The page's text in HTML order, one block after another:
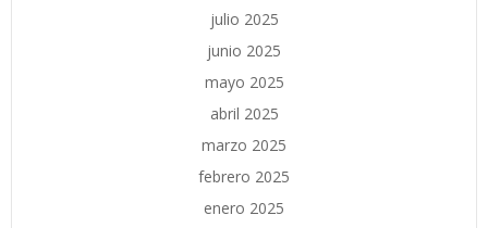
julio 2025
junio 2025
mayo 2025
abril 2025
marzo 2025
febrero 2025
enero 2025